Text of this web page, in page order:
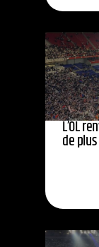
L’OL
de